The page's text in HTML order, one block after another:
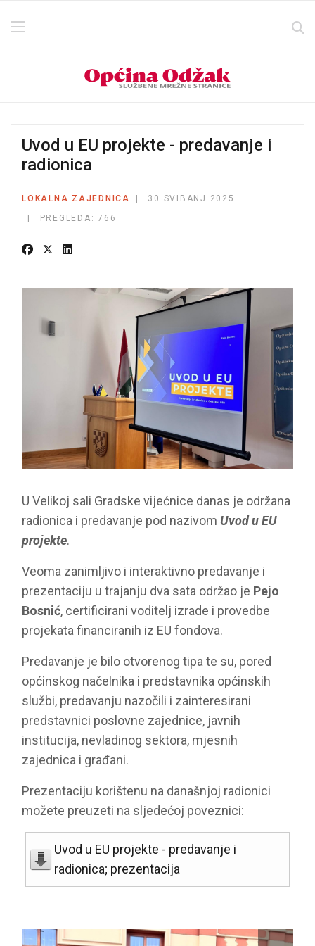
Uvod u EU projekte - predavanje i
radionica
LOKALNA ZAJEDNICA
30 SVIBANJ 2025
PREGLEDA: 766
U Velikoj sali Gradske vijećnice danas je održana
radionica i predavanje pod nazivom Uvod u EU
projekte.
Veoma zanimljivo i interaktivno predavanje i
prezentaciju u trajanju dva sata održao je Pejo
Bosnić, certificirani voditelj izrade i provedbe
projekata financiranih iz EU fondova.
Predavanje je bilo otvorenog tipa te su, pored
općinskog načelnika i predstavnika općinskih
službi, predavanju nazočili i zainteresirani
predstavnici poslovne zajednice, javnih
institucija, nevladinog sektora, mjesnih
zajednica i građani.
Prezentaciju korištenu na današnjoj radionici
možete preuzeti na sljedećoj poveznici:
Uvod u EU projekte - predavanje i
radionica; prezentacija